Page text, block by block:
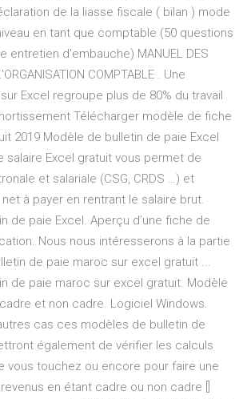
de la liasse fiscale ( bilan ) mode
en tant que comptable (50 questions
entretien d'embauche) MANUEL DES
COMPTABLE . Une
Excel regroupe plus de 80% du travail
Télécharger modèle de fiche
2019 Modèle de bulletin de paie Excel
salaire Excel gratuit vous permet de
et salariale (CSG, CRDS …) et
net à payer en rentrant le salaire brut.
de paie Excel. Aperçu d’une fiche de
Nous nous intéresserons à la partie
de paie maroc sur excel gratuit ...
de paie maroc sur excel gratuit. Modèle
et non cadre. Logiciel Windows.
cas ces modèles de bulletin de
également de vérifier les calculs
vous touchez ou encore pour faire une
en étant cadre ou non cadre []